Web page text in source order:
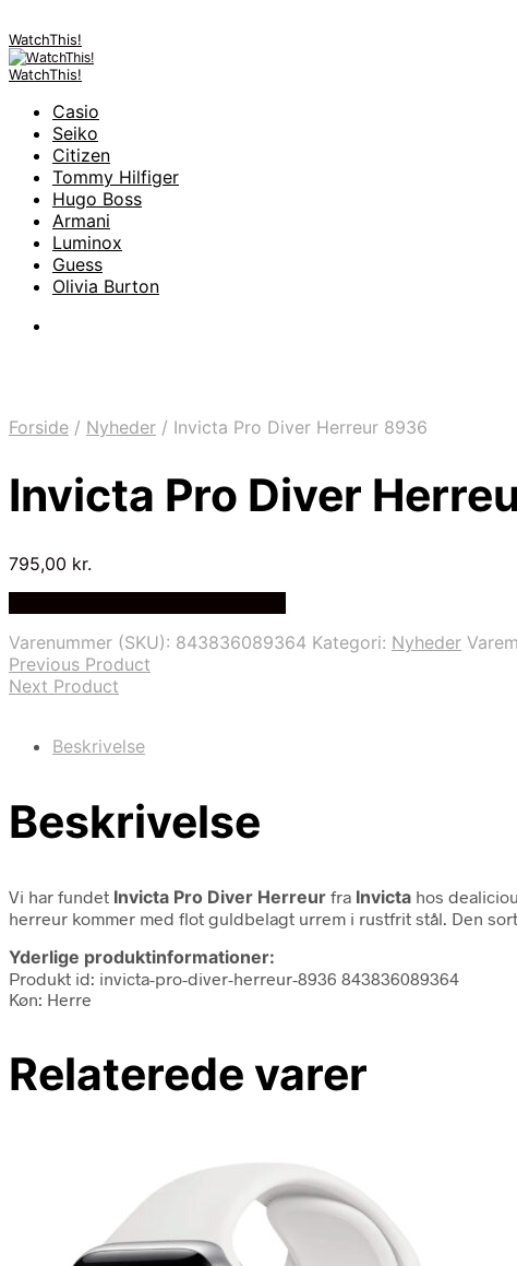
WatchThis!
WatchThis!
Casio
Seiko
Citizen
Tommy Hilfiger
Hugo Boss
Armani
Luminox
Guess
Olivia Burton
Forside / Nyheder / Invicta Pro Diver Herreur 8936
Invicta Pro Diver
795,00 kr.
Varenummer (SKU): 843836089364 Kategori: Nyheder
Previous Product
Next Product
Beskrivelse
Beskrivelse
Vi har fundet Invicta Pro Diver Herreur fra Invicta hos
herreur kommer med flot guldbelagt urrem i rustfrit stål. Den
Yderlige produktinformationer:
Produkt id: invicta-pro-diver-herreur-8936 843836089364
Køn: Herre
Relaterede varer